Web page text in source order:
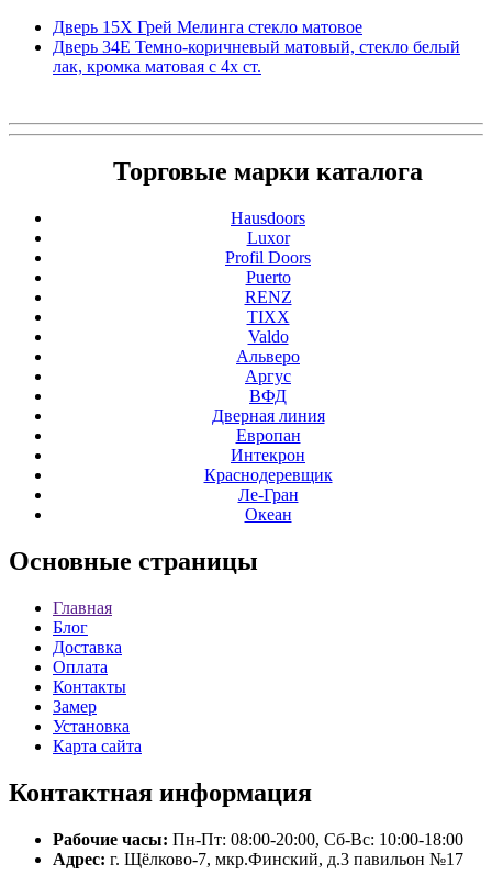
Дверь 15X Грей Мелинга стекло матовое
Дверь 34Е Темно-коричневый матовый, стекло белый
лак, кромка матовая с 4х ст.
Торговые марки каталога
Hausdoors
Luxor
Profil Doors
Puerto
RENZ
TIXX
Valdo
Альверо
Аргус
ВФД
Дверная линия
Европан
Интекрон
Краснодеревщик
Ле-Гран
Океан
Основные страницы
Главная
Блог
Доставка
Оплата
Контакты
Замер
Установка
Карта сайта
Контактная информация
Рабочие часы: Пн-Пт: 08:00-20:00, Сб-Вс: 10:00-18:00
Адрес: г. Щёлково-7, мкр.Финский, д.3 павильон №17